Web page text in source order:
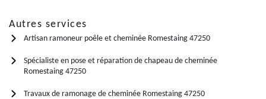
Autres services
Artisan ramoneur poêle et cheminée Romestaing 47250
Spécialiste en pose et réparation de chapeau de cheminée
Romestaing 47250
Travaux de ramonage de cheminée Romestaing 47250